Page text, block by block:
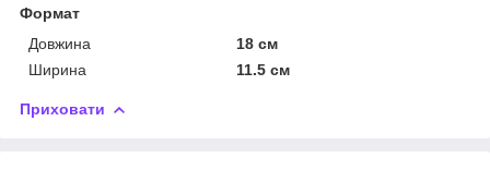
Формат
Довжина
18 см
Ширина
11.5 см
Приховати